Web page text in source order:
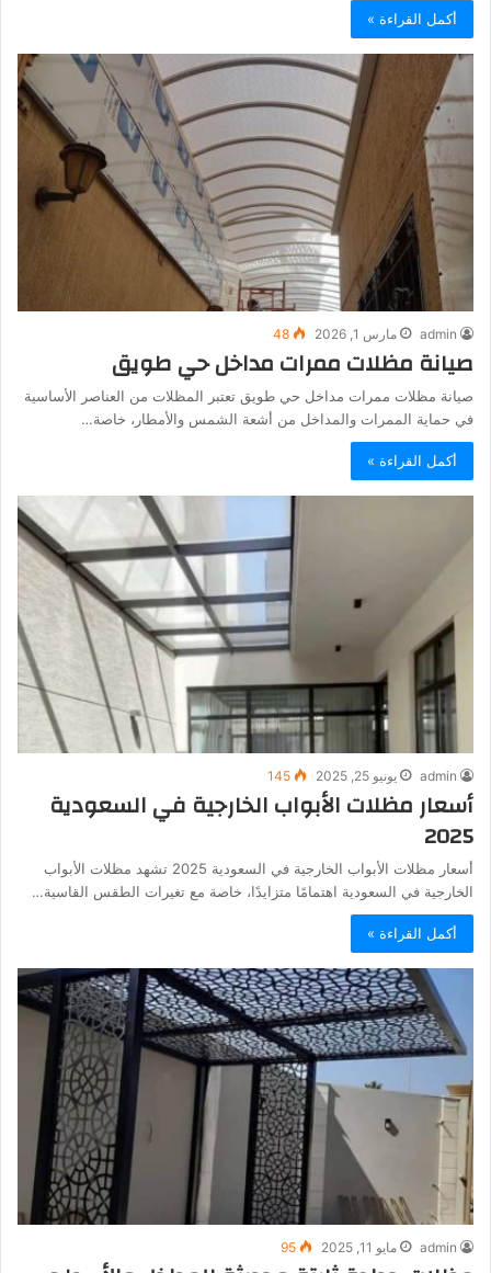
أكمل القراءة »
admin مارس 1, 2026 48
صيانة مظلات ممرات مداخل حي طويق
صيانة مظلات ممرات مداخل حي طويق تعتبر المظلات من العناصر الأساسية
في حماية الممرات والمداخل من أشعة الشمس والأمطار، خاصة…
أكمل القراءة »
admin يونيو 25, 2025 145
أسعار مظلات الأبواب الخارجية في السعودية
2025
أسعار مظلات الأبواب الخارجية في السعودية 2025 تشهد مظلات الأبواب
الخارجية في السعودية اهتمامًا متزايدًا، خاصة مع تغيرات الطقس القاسية…
أكمل القراءة »
admin مايو 11, 2025 95